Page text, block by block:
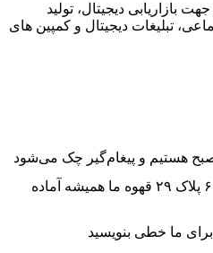
بازاریابی دیجیتال، تولید
تبلیغات دیجیتال و کمپین های
قهوه ما همیشه آماده
برای ما خطی بنویسید